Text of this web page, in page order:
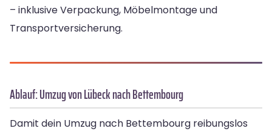
– inklusive Verpackung, Möbelmontage und
Transportversicherung.
Ablauf: Umzug von Lübeck nach Bettembourg
Damit dein Umzug nach Bettembourg reibungslos